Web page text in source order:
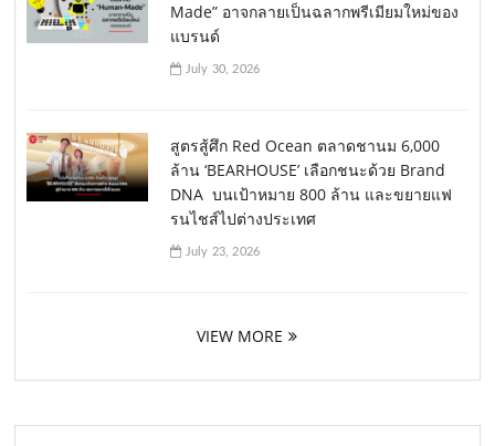
Made” อาจกลายเป็นฉลากพรีเมียมใหม่ของ
แบรนด์
July 30, 2026
สูตรสู้ศึก Red Ocean ตลาดชานม 6,000
ล้าน ‘BEARHOUSE’ เลือกชนะด้วย Brand
DNA บนเป้าหมาย 800 ล้าน และขยายแฟ
รนไชส์ไปต่างประเทศ
July 23, 2026
VIEW MORE